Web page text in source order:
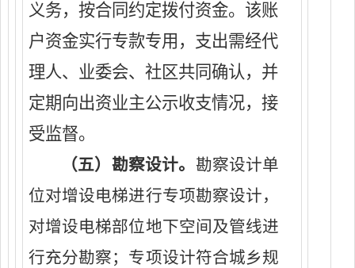
义务，按合同约定拨付资金。该账
户资金实行专款专用，支出需经代
理人、业委会、社区共同确认，并
定期向出资业主公示收支情况，接
受监督。
（五）勘察设计。 勘察设计单
位对增设电梯进行专项勘察设计，
对增设电梯部位地下空间及管线进
行充分勘察； 专项设计符合城乡规